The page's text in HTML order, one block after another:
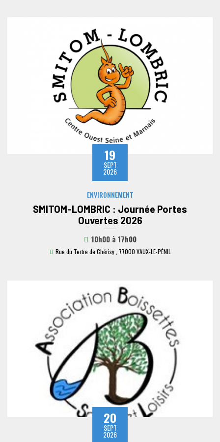
19
SEPT
2026
ENVIRONNEMENT
SMITOM-LOMBRIC : Journée Portes
Ouvertes 2026
10h00 à 17h00
Rue du Tertre de Chérisy , 77000 VAUX-LE-PÉNIL
20
SEPT
2026